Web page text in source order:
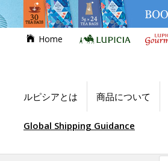
Home
ルピシアとは 商品について
Global Shipping Guidance